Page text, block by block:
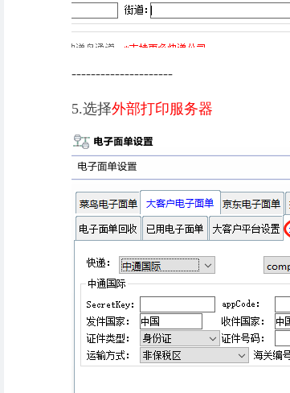
---------------------
5.选择外部打印服务器